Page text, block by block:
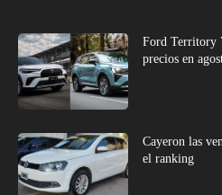
Ford Territory
precios en
Cayeron las
el ranking